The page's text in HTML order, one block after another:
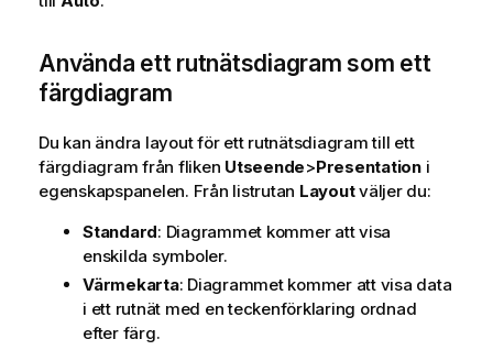
Använda ett rutnätsdiagram som ett
färgdiagram
Du kan ändra layout för ett rutnätsdiagram till ett
färgdiagram från fliken Utseende>Presentationi
egenskapspanelen. Från listrutan Layoutväljer du:
Standard: Diagrammet kommer att visa
enskilda symboler.
Värmekarta: Diagrammet kommer att visa data
i ett rutnät med en teckenförklaring ordnad
efter färg.